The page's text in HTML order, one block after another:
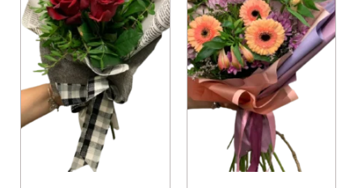
można
wybrać
stronie
produktu
można
wybrać
na
stronie
produktu